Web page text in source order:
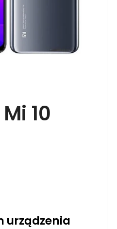
10
urządzenia